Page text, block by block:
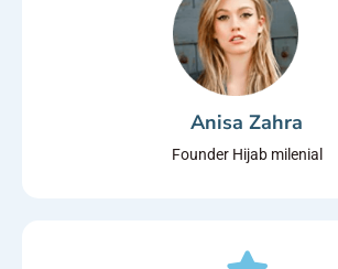
Anisa Zahra
Founder Hijab milenial